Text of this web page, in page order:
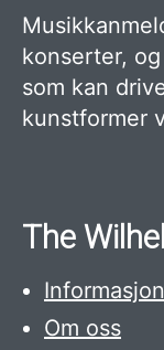
konserter,
som kan
kunstformer
The
Om oss